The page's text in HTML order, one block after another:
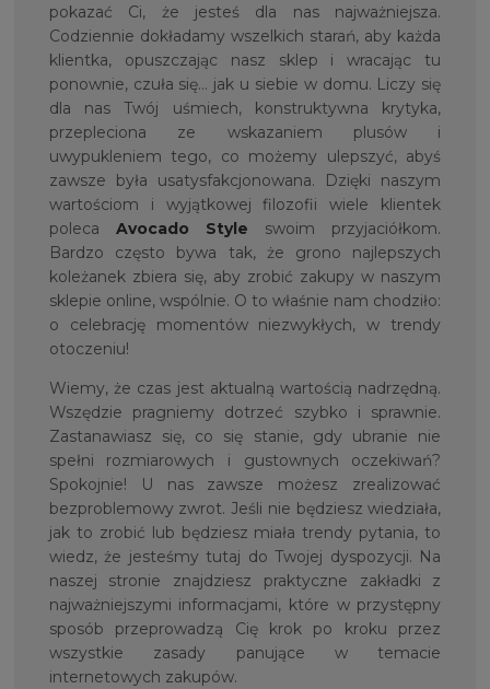
pokazać Ci, że jesteś dla nas najważniejsza.
Codziennie dokładamy wszelkich starań, aby każda
klientka, opuszczając nasz sklep i wracając tu
ponownie, czuła się… jak u siebie w domu. Liczy się
dla nas Twój uśmiech, konstruktywna krytyka,
przepleciona ze wskazaniem plusów i
uwypukleniem tego, co możemy ulepszyć, abyś
zawsze była usatysfakcjonowana. Dzięki naszym
wartościom i wyjątkowej filozofii wiele klientek
poleca
Avocado Style swoim przyjaciółkom.
Bardzo często bywa tak, że grono najlepszych
koleżanek zbiera się, aby zrobić zakupy w naszym
sklepie online, wspólnie. O to właśnie nam chodziło:
o celebrację momentów niezwykłych, w trendy
otoczeniu!
Wiemy, że czas jest aktualną wartością nadrzędną.
Wszędzie pragniemy dotrzeć szybko i sprawnie.
Zastanawiasz się, co się stanie, gdy ubranie nie
spełni rozmiarowych i gustownych oczekiwań?
Spokojnie! U nas zawsze możesz zrealizować
bezproblemowy zwrot. Jeśli nie będziesz wiedziała,
jak to zrobić lub będziesz miała trendy pytania, to
wiedz, że jesteśmy tutaj do Twojej dyspozycji. Na
naszej stronie znajdziesz praktyczne zakładki z
najważniejszymi informacjami, które w przystępny
sposób przeprowadzą Cię krok po kroku przez
wszystkie zasady panujące w temacie
internetowych zakupów.